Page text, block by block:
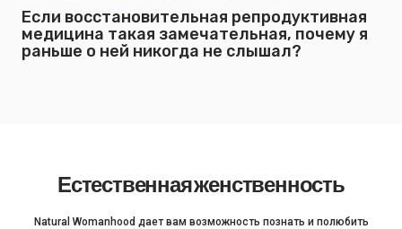
Если восстановительная репродуктивная
медицина такая замечательная, почему я
раньше о ней никогда не слышал?
Естественная женственность
Natural Womanhood дает вам возможность познать и полюбить